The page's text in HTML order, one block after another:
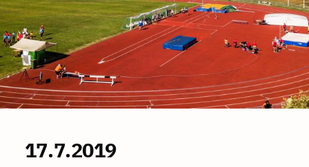
17.7.2019